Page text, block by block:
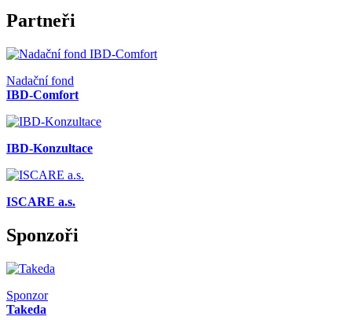
Partneři
Nadační fond
IBD-Comfort
IBD-Konzultace
ISCARE a.s.
Sponzoři
Sponzor
Takeda